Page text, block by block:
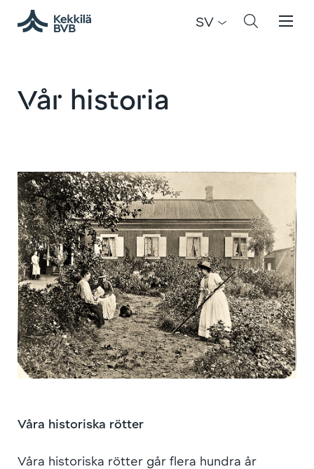
SV
Vår historia
Våra historiska rötter
Våra historiska rötter går flera hundra år